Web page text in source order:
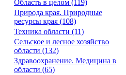
Область в целом (119)
Природа края. Природные
ресурсы края (108)
Техника области (11)
Сельское и лесное хозяйство
области (132)
Здравоохранение. Медицина в
области (65)